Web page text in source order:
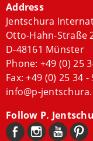
Address
Jentschura
Otto-Hahn-Straße
D-48161 Münster
Phone: +49 (0) 25
Fax: +49 (0) 25 34 -
info@p-
Follow P.